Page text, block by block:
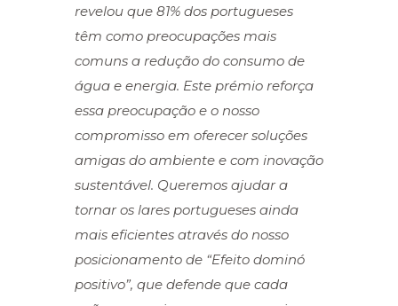
revelou que 81% dos portugueses
têm como preocupações mais
comuns a redução do consumo de
água e energia. Este prémio reforça
essa preocupação e o nosso
compromisso em oferecer soluções
amigas do ambiente e com inovação
sustentável. Queremos ajudar a
tornar os lares portugueses ainda
mais eficientes através do nosso
posicionamento de “Efeito dominó
positivo”, que defende que cada